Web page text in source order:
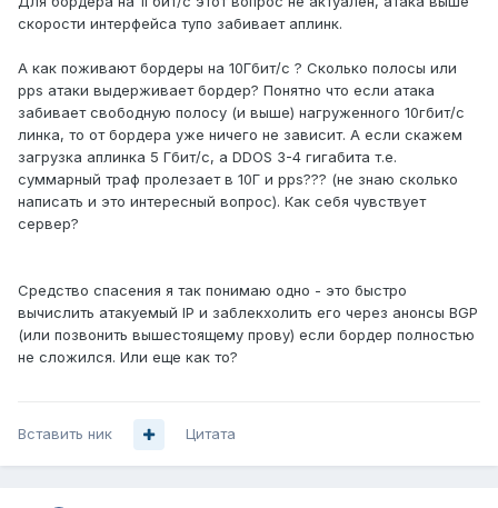
скорости интерфейса тупо забивает аплинк.
А как поживают бордеры на 10Гбит/с ? Сколько полосы или
pps атаки выдерживает бордер? Понятно что если атака
забивает свободную полосу (и выше) нагруженного 10гбит/с
линка, то от бордера уже ничего не зависит. А если скажем
загрузка аплинка 5 Гбит/с, а DDOS 3-4 гигабита т.е.
суммарный траф пролезает в 10Г и pps??? (не знаю сколько
написать и это интересный вопрос). Как себя чувствует
сервер?
Средство спасения я так понимаю одно - это быстро
вычислить атакуемый IP и заблекхолить его через анонсы BGP
(или позвонить вышестоящему прову) если бордер полностью
не сложился. Или еще как то?
Вставить ник Цитата